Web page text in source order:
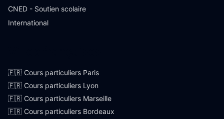
CNED - Soutien scolaire
International
🇫🇷 Cours particuliers Paris
🇫🇷 Cours particuliers Lyon
🇫🇷 Cours particuliers Marseille
🇫🇷 Cours particuliers Bordeaux